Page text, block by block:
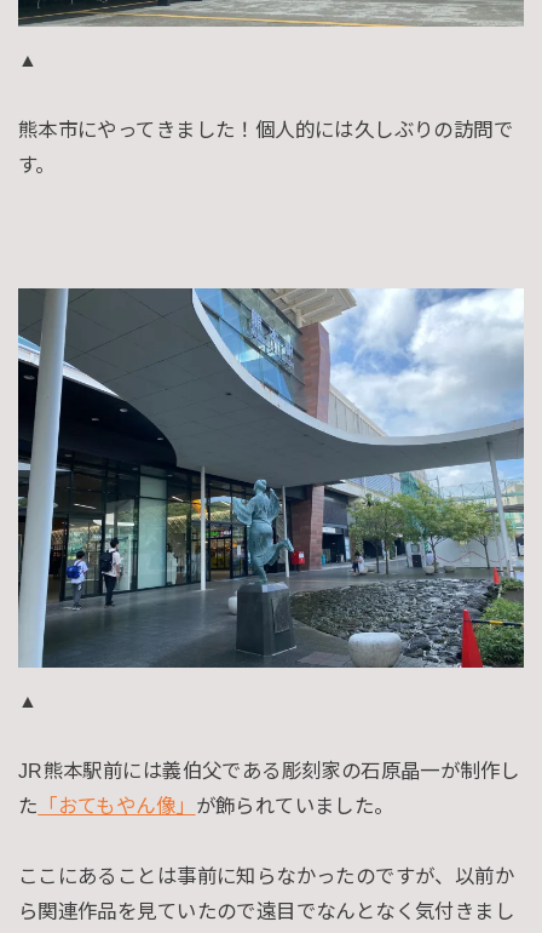
▲
熊本市にやってきました！個人的には久しぶりの訪問で
す。
▲
JR熊本駅前には義伯父である彫刻家の石原晶一が制作し
た 「おてもやん像」 が飾られていました。
ここにあることは事前に知らなかったのですが、以前か
ら関連作品を見ていたので遠目でなんとなく気付きまし